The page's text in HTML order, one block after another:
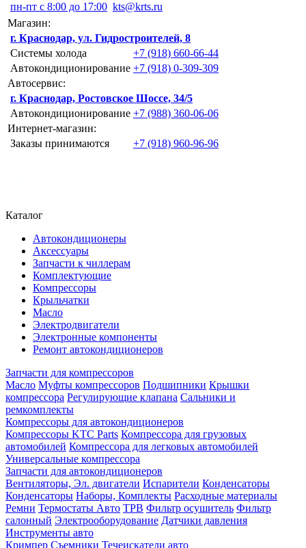
пн-пт с 8:00 до 17:00 kts@krts.ru
Магазин:
г. Краснодар, ул. Гидростроителей, 8
Системы холода
+7 (918) 660-66-44
Автокондиционирование +7 (918) 0-309-309
Автосервис:
г. Краснодар, Ростовское Шоссе, 34/5
Автокондиционирование +7 (988) 360-06-06
Интернет-магазин:
Заказы принимаются
+7 (918) 960-96-96
Каталог
Автокондиционеры
Аксессуары
Запчасти к чиллерам
Комплектующие
Компрессоры
Крыльчатки
Масло
Электродвигатели
Электронные компоненты
Ремонт автокондиционеров
Запчасти для компрессоров
Масло Муфты компрессоров Подшипники Крышки
компрессора Регулирующие клапана Сальники и
ремкомплекты
Компрессоры для автокондиционеров
Компрессоры KTC Parts Компрессора для грузовых
автомобилей Компрессора для легковых автомобилей
Универсальные компрессора
Запчасти для автокондиционеров
Вентиляторы, Эл. двигатели Испарители Конденсаторы
Конденсаторы Наборы, Комплекты Расходные материалы
Ремни Термостаты Авто ТРВ Фильтр осушитель Фильтр
салонный Электрооборудование Датчики давления
Инструменты авто
Кримпер Съемники Течеискатели авто